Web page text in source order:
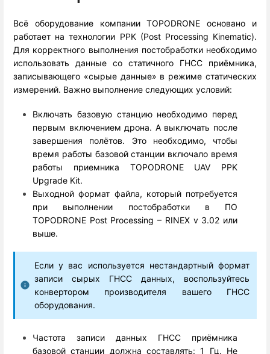
Всё оборудование компании TOPODRONE основано и
работает на технологии PPK (Post Processing Kinematic).
Для корректного выполнения постобработки необходимо
использовать данные со статичного ГНСС приёмника,
записывающего «сырые данные» в режиме статических
измерений. Важно выполнение следующих условий:
Включать базовую станцию необходимо перед
первым включением дрона. А выключать после
завершения полётов. Это необходимо, чтобы
время работы базовой станции включало время
работы приемника TOPODRONE UAV PPK
Upgrade Kit.
Выходной формат файла, который потребуется
при выполнении постобработки в ПО
TOPODRONE Post Processing – RINEX v 3.02 или
выше.
Если у вас используется нестандартный формат
записи сырых ГНСС данных, воспользуйтесь
конвертором производителя вашего ГНСС
оборудования.
Частота записи данных ГНСС приёмника
базовой станции должна составлять: 1 Гц. Не